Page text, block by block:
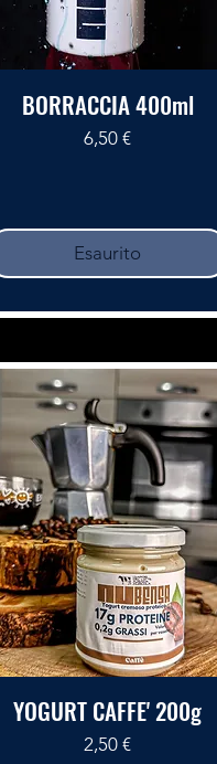
BORRACCIA 400ml
Prezzo
6,50 €
Esaurito
YOGURT CAFFE' 200g
Prezzo
2,50 €